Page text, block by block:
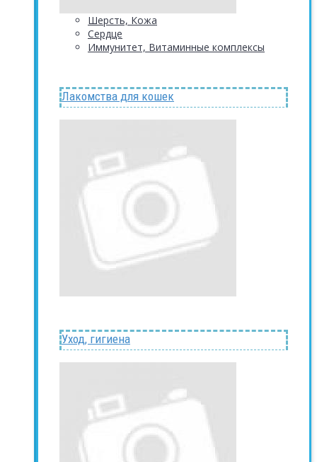
Шерсть, Кожа
Сердце
Иммунитет, Витаминные комплексы
Лакомства для кошек
Уход, гигиена